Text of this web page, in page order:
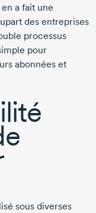
en a fait une
des entreprises
processus
pour
abonnées et
sous diverses